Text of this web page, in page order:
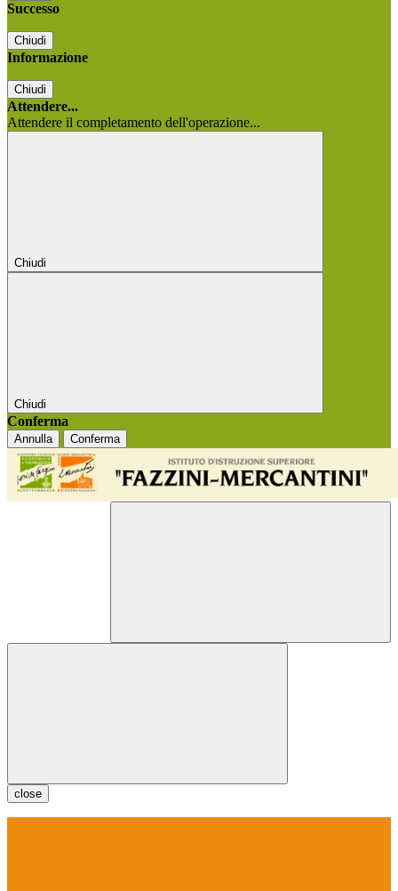
Successo
Chiudi
Informazione
Chiudi
Attendere...
Attendere il completamento dell'operazione...
Chiudi
Chiudi
Conferma
Annulla Conferma
close